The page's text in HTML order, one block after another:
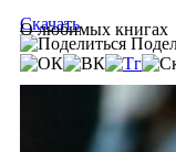
О любимых книгах
Скачать